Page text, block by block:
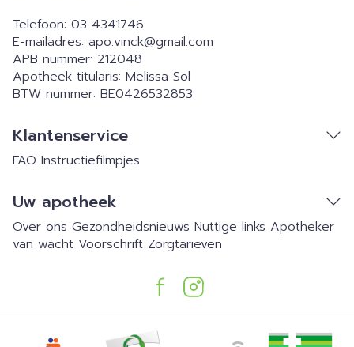
Telefoon: 03 4341746
E-mailadres: apo.vinck@gmail.com
APB nummer: 212048
Apotheek titularis: Melissa Sol
BTW nummer: BE0426532853
Klantenservice
FAQ Instructiefilmpjes
Uw apotheek
Over ons Gezondheidsnieuws Nuttige links Apotheker
van wacht Voorschrift Zorgtarieven